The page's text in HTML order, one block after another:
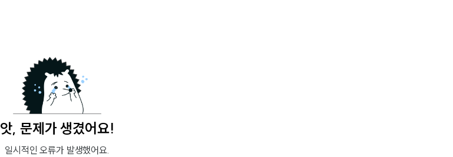
앗, 문제가 생겼어요!
일시적인 오류가 발생했어요.